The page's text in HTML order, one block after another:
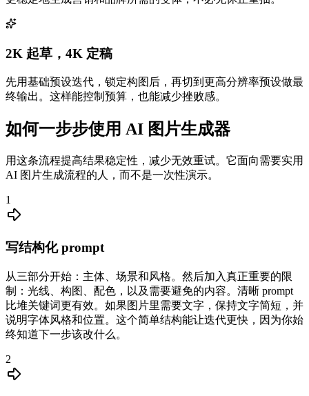
2K 起草，4K 定稿
先用基础预设迭代，锁定构图后，再切到更高分辨率预设做最
终输出。这样能控制预算，也能减少挫败感。
如何一步步使用 AI 图片生成器
用这条流程提高结果稳定性，减少无效重试。它面向需要实用
AI 图片生成流程的人，而不是一次性演示。
1
写结构化 prompt
从三部分开始：主体、场景和风格。然后加入真正重要的限
制：光线、构图、配色，以及需要避免的内容。清晰 prompt
比堆关键词更有效。如果图片里需要文字，保持文字简短，并
说明字体风格和位置。这个简单结构能让迭代更快，因为你始
终知道下一步该改什么。
2